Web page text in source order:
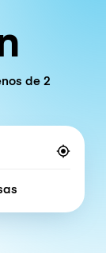
de 2
bags